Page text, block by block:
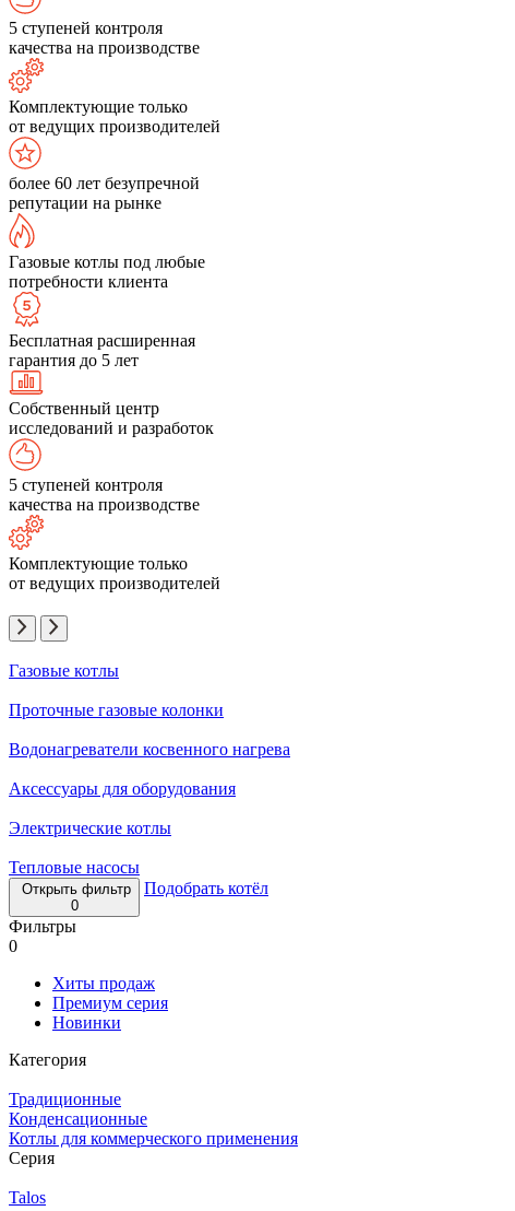
5 ступеней контроля
качества на производстве
Комплектующие только
от ведущих производителей
более 60 лет безупречной
репутации на рынке
Газовые котлы под любые
потребности клиента
Бесплатная расширенная
гарантия до 5 лет
Собственный центр
исследований и разработок
5 ступеней контроля
качества на производстве
Комплектующие только
от ведущих производителей
Газовые котлы
Проточные газовые колонки
Водонагреватели косвенного нагрева
Аксессуары для оборудования
Электрические котлы
Тепловые насосы
Открыть фильтр
0
Подобрать котёл
Фильтры
0
Хиты продаж
Премиум серия
Новинки
Категория
Традиционные
Конденсационные
Котлы для коммерческого применения
Серия
Talos